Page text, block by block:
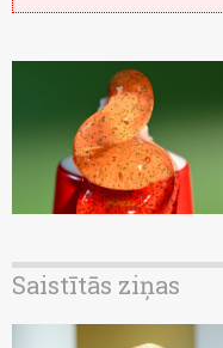
Saistītās ziņas